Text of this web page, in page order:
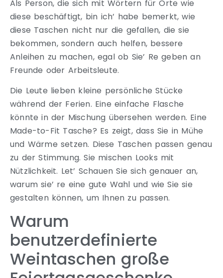
Als Person, die sich mit Wörtern für Orte wie
diese beschäftigt, bin ich’ habe bemerkt, wie
diese Taschen nicht nur die gefallen, die sie
bekommen, sondern auch helfen, bessere
Anleihen zu machen, egal ob Sie’ Re geben an
Freunde oder Arbeitsleute.
Die Leute lieben kleine persönliche Stücke
während der Ferien. Eine einfache Flasche
könnte in der Mischung übersehen werden. Eine
Made-to-Fit Tasche? Es zeigt, dass Sie in Mühe
und Wärme setzen. Diese Taschen passen genau
zu der Stimmung. Sie mischen Looks mit
Nützlichkeit. Let’ Schauen Sie sich genauer an,
warum sie’ re eine gute Wahl und wie Sie sie
gestalten können, um Ihnen zu passen.
Warum
benutzerdefinierte
Weintaschen große